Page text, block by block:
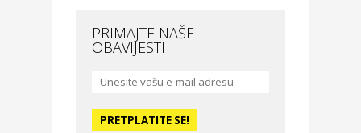
Moda i ljepota
studio – Osijek
PRIMAJTE NAŠE
OBAVIJESTI